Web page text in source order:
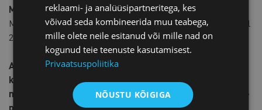
Millal jõustuvad muudatused?
Muudatused peaksid eelnõu kohaselt jõustuma 1. jaanuaril
2022. aastal.
Anna teada, mida arvad plaanitavatest
kohustusliku pensionisamba maksetega seotud
muudatustest. Tagasisidet ootan hiljemalt 14. juuliks e-
posti aadressilemari-lii@koda.ee.Ettevõtete tagasiside
reklaami- ja analüüsipartneritega, kes
võivad seda kombineerida muu teabega,
mille olete neile esitanud või mille nad on
kogunud teie teenuste kasutamisest.
Privaatsuspoliitika
NÕUSTU KÕIGIGA